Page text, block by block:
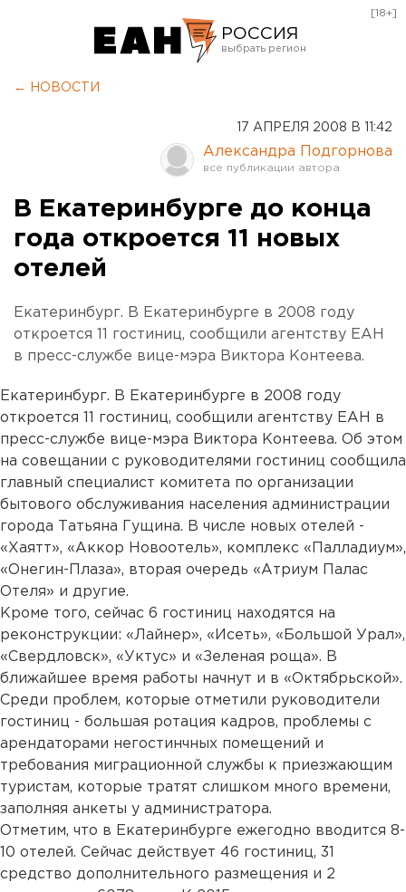
РОССИЯ
Оренбург
[18+]
← НОВОСТИ
17 АПРЕЛЯ 2008 В 11:42
Александра Подгорнова
В Екатеринбурге до конца
года откроется 11 новых
отелей
Екатеринбург. В Екатеринбурге в 2008 году
откроется 11 гостиниц, сообщили агентству ЕАН
в пресс-службе вице-мэра Виктора Контеева.
Екатеринбург. В Екатеринбурге в 2008 году
откроется 11 гостиниц, сообщили агентству ЕАН в
пресс-службе вице-мэра Виктора Контеева. Об этом
на совещании с руководителями гостиниц сообщила
главный специалист комитета по организации
бытового обслуживания населения администрации
города Татьяна Гущина. В числе новых отелей -
«Хаятт», «Аккор Новоотель», комплекс «Палладиум»,
«Онегин-Плаза», вторая очередь «Атриум Палас
Отеля» и другие.
Кроме того, сейчас 6 гостиниц находятся на
реконструкции: «Лайнер», «Исеть», «Большой Урал»,
«Свердловск», «Уктус» и «Зеленая роща». В
ближайшее время работы начнут и в «Октябрьской».
Среди проблем, которые отметили руководители
гостиниц - большая ротация кадров, проблемы с
арендаторами негостинчных помещений и
требования миграционной службы к приезжающим
туристам, которые тратят слишком много времени,
заполняя анкеты у администратора.
Отметим, что в Екатеринбурге ежегодно вводится 8-
10 отелей. Сейчас действует 46 гостиниц, 31
средство дополнительного размещения и 2